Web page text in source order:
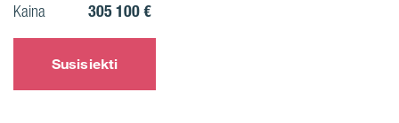
Kaina 305 100 €
Susisiekti